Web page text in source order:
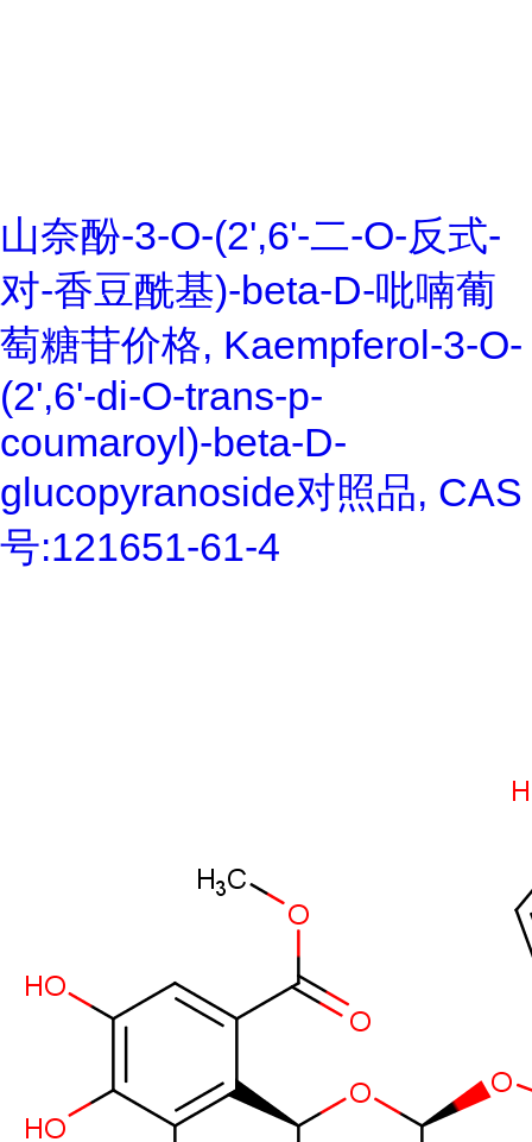
山奈酚-3-O-(2',6'-二-O-反式-
对-香豆酰基)-beta-D-吡喃葡
萄糖苷价格, Kaempferol-3-O-
(2',6'-di-O-trans-p-
coumaroyl)-beta-D-
glucopyranoside对照品, CAS
号:121651-61-4